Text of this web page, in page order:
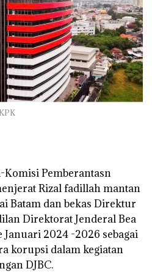
Komisi Pemberantasn
Rizal fadillah mantan
Batam dan bekas Direktur
Direktorat Jenderal Bea
Januari 2024 -2026 sebagai
korupsi dalam kegiatan
DJBC.